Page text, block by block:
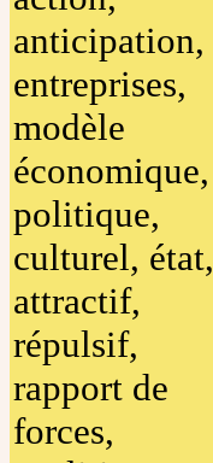
anticipation,
entreprises,
modèle
économique,
politique,
culturel, état,
attractif,
répulsif,
rapport de
forces,